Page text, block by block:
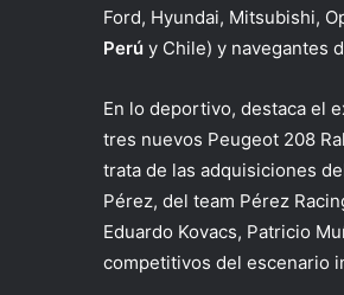
Ford, Hyundai, Mitsubishi,
Perú y Chile) y navegantes
En lo deportivo, destaca el
tres nuevos Peugeot 208
trata de las adquisiciones
Pérez, del team Pérez
Eduardo Kovacs, Patricio
competitivos del escenario